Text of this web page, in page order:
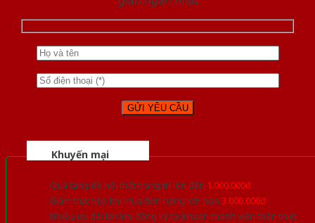
Khuyến mại
Quà tặng đồ nội thất trang trí lên đến 1.000.000đ
Giảm trực tiếp khi mua đơn hàng lớn hơn 3.000.000đ
Nhiều ưu đãi lớn khi đăng ký tài khoản thành viên thân thiết